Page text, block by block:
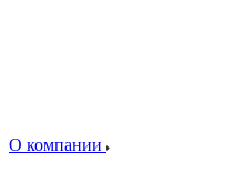
О компании